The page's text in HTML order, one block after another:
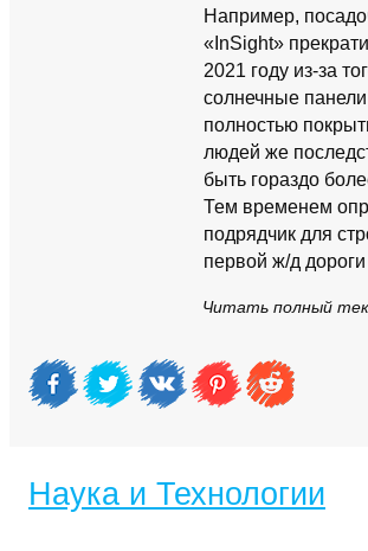
Например,
«InSight»
2021 году из-за
солнечные
полностью
людей же
быть гораздо
Тем временем
подрядчик для
первой ж/д
Читать полный
Наука и Технологии